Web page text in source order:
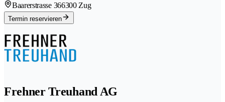
Baarerstrasse 366300 Zug
Termin reservieren
Frehner Treuhand AG